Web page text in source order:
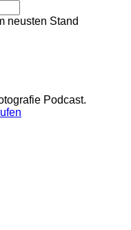
neusten Stand
Podcast.